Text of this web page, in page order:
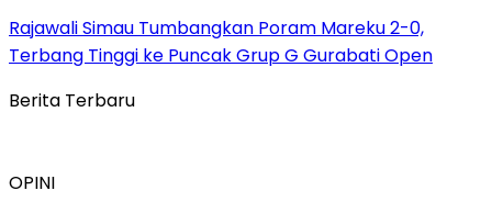
Rajawali Simau Tumbangkan Poram Mareku 2-0,
Terbang Tinggi ke Puncak Grup G Gurabati Open
Berita Terbaru
OPINI